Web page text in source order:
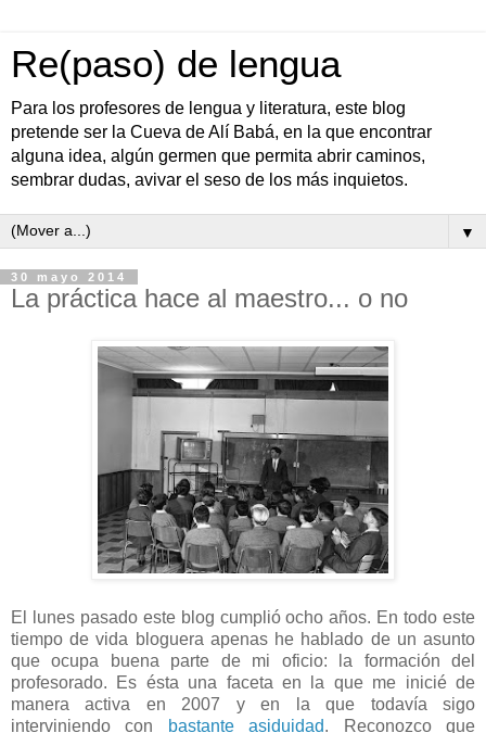
Re(paso) de lengua
Para los profesores de lengua y literatura, este blog
pretende ser la Cueva de Alí Babá, en la que encontrar
alguna idea, algún germen que permita abrir caminos,
sembrar dudas, avivar el seso de los más inquietos.
▼
30 mayo 2014
La práctica hace al maestro... o no
El lunes pasado este blog cumplió ocho años. En todo este
tiempo de vida bloguera apenas he hablado de un asunto
que ocupa buena parte de mi oficio: la formación del
profesorado. Es ésta una faceta en la que me inicié de
manera activa en 2007 y en la que todavía sigo
interviniendo con
bastante asiduidad. Reconozco que